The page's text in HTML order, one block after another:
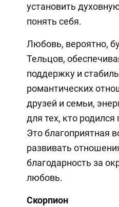
установить
понять себя.
Любовь, вероятно,
Тельцов,
поддержку и
романтических
друзей и семьи,
для тех, кто
Это благоприятная
развивать
благодарность за
любовь.
Скорпион